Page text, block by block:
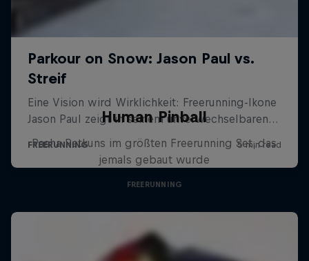
Human Pinball
Pasha Petkuns im größten Freerunning Set, das
jemals gebaut wurde
FREERUNNING